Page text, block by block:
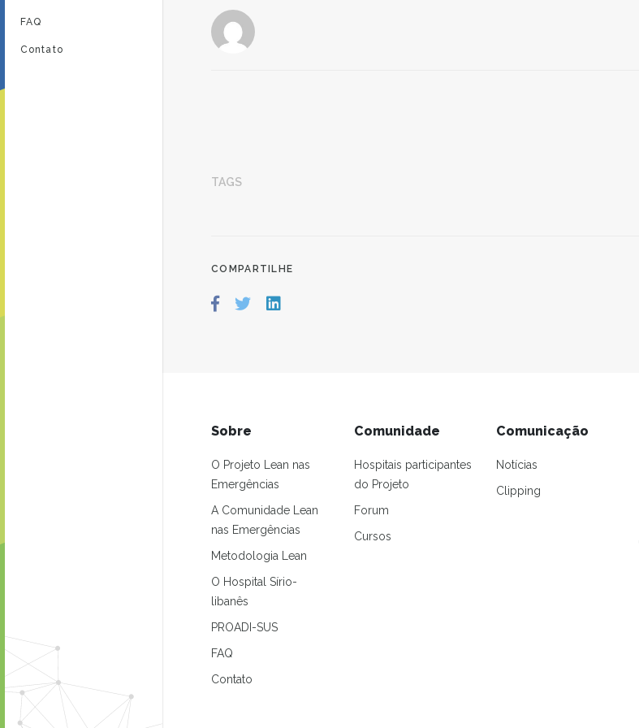
FAQ
Contato
TAGS
COMPARTILHE
Sobre
O Projeto Lean nas
Emergências
A Comunidade Lean
nas Emergências
Metodologia Lean
O Hospital Sírio-
libanês
PROADI-SUS
FAQ
Contato
Comunidade
Hospitais participantes
do Projeto
Forum
Cursos
Comunicação
Notícias
Clipping